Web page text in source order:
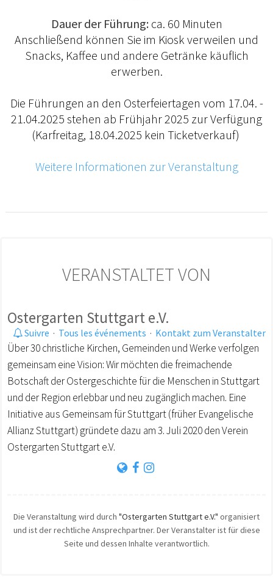
Dauer der Führung:ca. 60 Minuten
Anschließend können Sie im Kiosk verweilen und
Snacks, Kaffee und andere Getränke käuflich
erwerben.
Die Führungen an den Osterfeiertagen vom 17.04. -
21.04.2025 stehen ab Frühjahr 2025 zur Verfügung
(Karfreitag, 18.04.2025 kein Ticketverkauf)
Weitere Informationen zur Veranstaltung
VERANSTALTET VON
Ostergarten Stuttgart e.V.
Suivre · Tous les événements · Kontakt zum Veranstalter
Über 30 christliche Kirchen, Gemeinden und Werke verfolgen
gemeinsam eine Vision: Wir möchten die freimachende
Botschaft der Ostergeschichte für die Menschen in Stuttgart
und der Region erlebbar und neu zugänglich machen. Eine
Initiative aus Gemeinsam für Stuttgart (früher Evangelische
Allianz Stuttgart) gründete dazu am 3. Juli 2020 den Verein
Ostergarten Stuttgart e.V.
Die Veranstaltung wird durch "Ostergarten Stuttgart e.V." organisiert
und ist der rechtliche Ansprechpartner. Der Veranstalter ist für diese
Seite und dessen Inhalte verantwortlich.